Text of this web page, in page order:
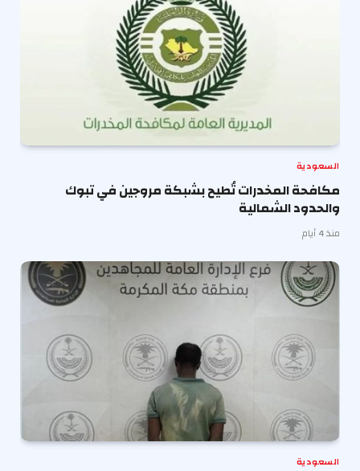
السعودية
مكافحة المخدرات تُطيح بشبكة مروجين في تبوك
والحدود الشمالية
منذ 4 أيام
السعودية